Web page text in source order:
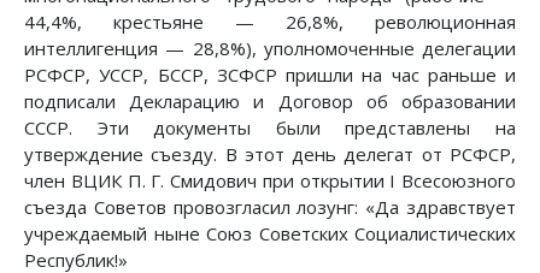
44,4%, крестьяне — 26,8%, революционная
интеллигенция — 28,8%), уполномоченные делегации
РСФСР, УССР, БССР, ЗСФСР пришли на час раньше и
подписали Декларацию и Договор об образовании
СССР. Эти документы были представлены на
утверждение съезду. В этот день делегат от РСФСР,
член ВЦИК П. Г. Смидович при открытии I Всесоюзного
съезда Советов провозгласил лозунг: «Да здравствует
учреждаемый ныне Союз Советских Социалистических
Республик!»